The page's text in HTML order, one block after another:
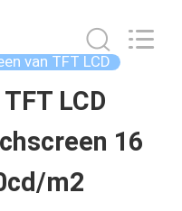
van TFT LCD
LCD
16
m2